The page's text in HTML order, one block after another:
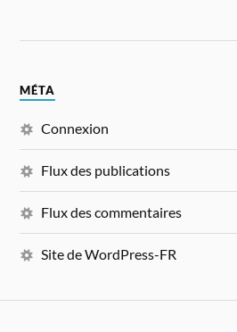
MÉTA
Connexion
Flux des publications
Flux des commentaires
Site de WordPress-FR